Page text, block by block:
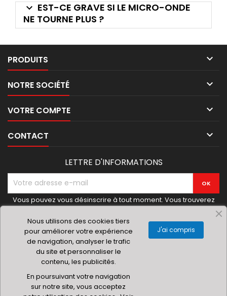
keyboard_arrow_down EST-CE GRAVE SI LE MICRO-ONDE
NE TOURNE PLUS ?
PRODUITS 
NOTRE SOCIÉTÉ 
VOTRE COMPTE 
CONTACT 
LETTRE D'INFORMATIONS
Vous pouvez vous désinscrire à tout moment. Vous trouverez
pour cela nos informations de contact dans les conditions
d'utilisation du site.
© 2019 Materielhoreca.com | Gingenroots SRL
Nous utilisons des cookies tiers
pour améliorer votre expérience
de navigation, analyser le trafic
du site et personnaliser le
contenu, les publicités.
En poursuivant votre navigation
sur notre site, vous acceptez
J'ai compris